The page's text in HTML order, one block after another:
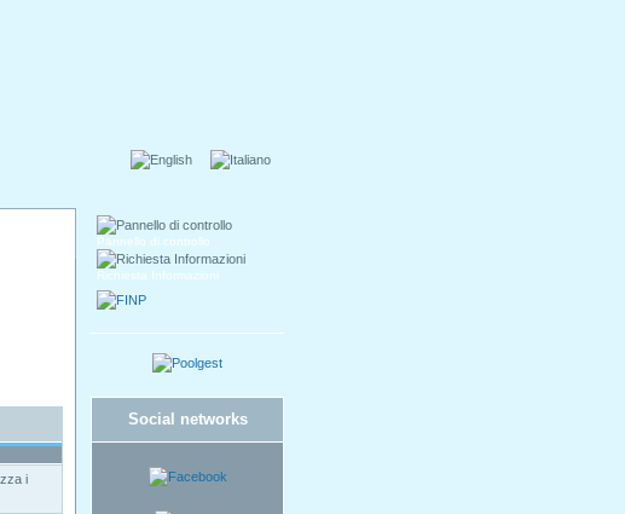
Pannello di controllo
Richiesta Informazioni
Social networks